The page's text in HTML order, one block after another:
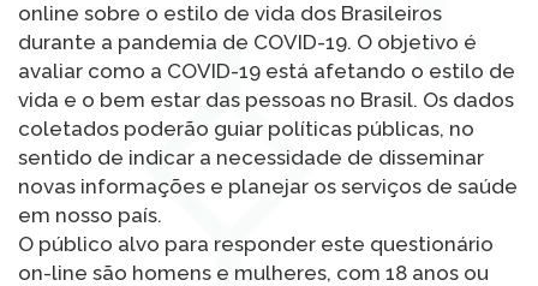
online sobre o estilo de vida dos Brasileiros
durante a pandemia de COVID-19. O objetivo é
avaliar como a COVID-19 está afetando o estilo de
vida e o bem estar das pessoas no Brasil. Os dados
coletados poderão guiar políticas públicas, no
sentido de indicar a necessidade de disseminar
novas informações e planejar os serviços de saúde
em nosso país.
O público alvo para responder este questionário
on-line são homens e mulheres, com 18 anos ou